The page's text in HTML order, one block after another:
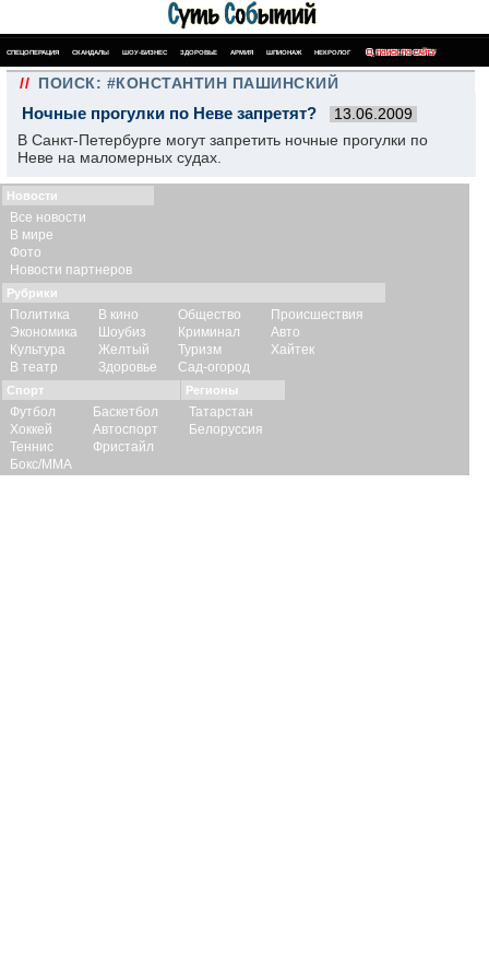
СПЕЦОПЕРАЦИЯ СКАНДАЛЫ ШОУ-БИЗНЕС ЗДОРОВЬЕ АРМИЯ ШПИОНАЖ НЕКРОЛОГ ПОИСК ПО САЙТУ
// ПОИСК: #КОНСТАНТИН ПАШИНСКИЙ
Ночные прогулки по Неве запретят? 13.06.2009
В Санкт-Петербурге могут запретить ночные прогулки по
Неве на маломерных судах.
Новости
Все новости
В мире
Фото
Новости партнеров
Рубрики
Политика
Экономика
Культура
В театр
В кино
Шоубиз
Желтый
Здоровье
Общество
Криминал
Туризм
Сад-огород
Происшествия
Авто
Хайтек
Спорт
Футбол
Хоккей
Теннис
Бокс/ММА
Баскетбол
Автоспорт
Фристайл
Регионы
Татарстан
Белоруссия